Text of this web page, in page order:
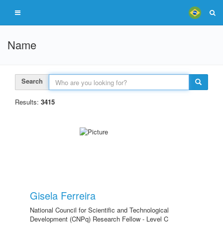
Name
Search
Results: 3415
Gisela Ferreira
National Council for Scientific and Technological
Development (CNPq) Research Fellow - Level C